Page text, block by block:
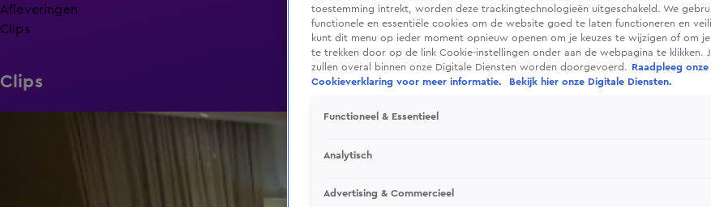
Afleveringen
Clips
Clips
toestemming intrekt, worden deze trackingtechnologieën uitgeschakeld. We
functionele en essentiële cookies om de website goed te laten functioneren en
kunt dit menu op ieder moment opnieuw openen om je keuzes te wijzigen of om
te trekken door op de link Cookie-instellingen onder aan de webpagina te klikken.
zullen overal binnen onze Digitale Diensten worden doorgevoerd.
Raadpleeg onze
Cookieverklaring voor meer informatie.
Bekijk hier onze Digitale Diensten.
Functioneel & Essentieel
Analytisch
Advertising & Commercieel